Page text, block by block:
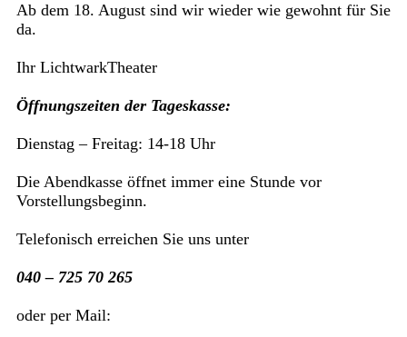
Ab dem 18. August sind wir wieder wie gewohnt für Sie
da.
Ihr LichtwarkTheater
Öffnungszeiten der Tageskasse:
Dienstag – Freitag: 14-18 Uhr
Die Abendkasse öffnet immer eine Stunde vor
Vorstellungsbeginn.
Telefonisch erreichen Sie uns unter
040 – 725 70 265
oder per Mail: